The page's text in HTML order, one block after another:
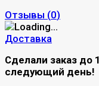
Отзывы (0)
Доставка
Сделали заказ до
следующий день!